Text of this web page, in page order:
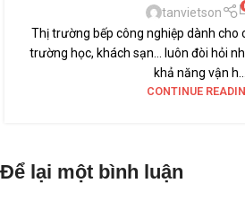
tanvietson
Thị trường bếp công nghiệp dành cho
trường học, khách sạn… luôn đòi hỏi
khả năng vận h...
CONTINUE
Để lại một bình luận